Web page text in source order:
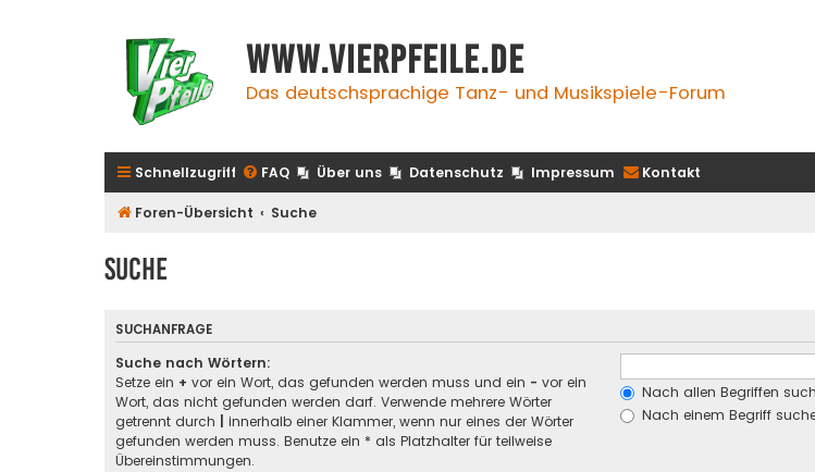
www.vierpfeile.de
Das deutschsprachige Tanz- und Musikspiele-Forum
Schnellzugriff FAQ Über uns Datenschutz Impressum Kontakt
Foren-Übersicht Suche
Suche
SUCHANFRAGE
Suche nach Wörtern:
Setze ein + vor ein Wort, das gefunden werden muss und ein - vor ein
Wort, das nicht gefunden werden darf. Verwende mehrere Wörter
getrennt durch
innerhalb einer Klammer, wenn nur eines der Wörter
gefunden werden muss. Benutze ein * als Platzhalter für teilweise
Übereinstimmungen.
Nach allen Begriffen
Nach einem Begriff